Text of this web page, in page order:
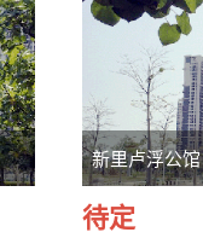
新里卢浮公馆
待定